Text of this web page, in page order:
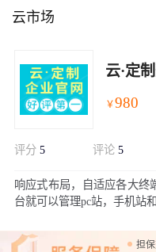
云市场
云·定
￥980
评分 5 评论 5
响应式布局，自适应各大终
台就可以管理pc站，手机站和
担